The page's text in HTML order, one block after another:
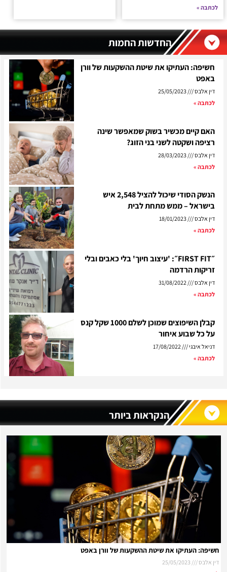
החדשות החמות
חשיפה: העתיקו את שיטת ההשקעות של וורן
באפט
דין אלבס
25/05/2023
לכתבה »
האם קיים מכשיר בשוק שמאפשר שינה
רציפה ושקטה לשני בני הזוג?
דין אלבס
לכתבה »
הנשק הסודי שיכול להציל 2,548 איש
בישראל – ממש מתחת לבית
דין אלבס
18/01/2023
לכתבה »
״FIRST FIT״: 'עיצוב חיוך' בלי כאבים ובלי
זריקות הרדמה
דין אלבס
לכתבה »
קבלן השיפוצים שמוכן לשלם 1000 שקל קנס
על כל שבוע איחור
דניאל איבגי
לכתבה »
הנקראות ביותר
חשיפה: העתיקו את שיטת ההשקעות של וורן באפט
דין אלבס
לכתבה »